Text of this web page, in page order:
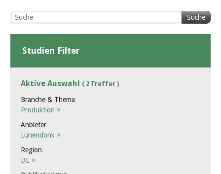
Suche
Studien Filter
Aktive Auswahl ( 2 Treffer )
Branche & Thema
Produktion ×
Anbieter
Lünendonk ×
Region
DE ×